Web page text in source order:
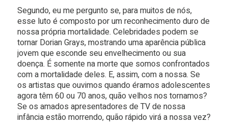
Segundo, eu me pergunto se, para muitos de nós,
esse luto é composto por um reconhecimento duro de
nossa própria mortalidade. Celebridades podem se
tornar Dorian Grays, mostrando uma aparência pública
jovem que esconde seu envelhecimento ou sua
doença. É somente na morte que somos confrontados
com a mortalidade deles. E, assim, com a nossa. Se
os artistas que ouvimos quando éramos adolescentes
agora têm 60 ou 70 anos, quão velhos nos tornamos?
Se os amados apresentadores de TV de nossa
infância estão morrendo, quão rápido virá a nossa vez?